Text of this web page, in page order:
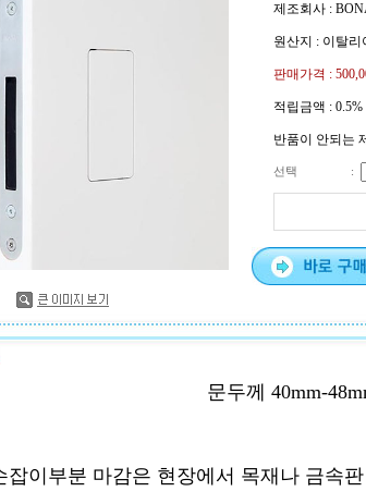
제조회사 :
원산지 : 이탈리
판매가격 :
적립금액 : 0.5%
반품이 안되는
선택 :
문두께 40mm-
잡이부분 마감은 현장에서 목재나 금속